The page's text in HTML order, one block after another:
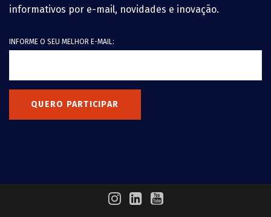
informativos por e-mail, novidades e inovação.
INFORME O SEU MELHOR E-MAIL:
QUERO PARTICIPAR